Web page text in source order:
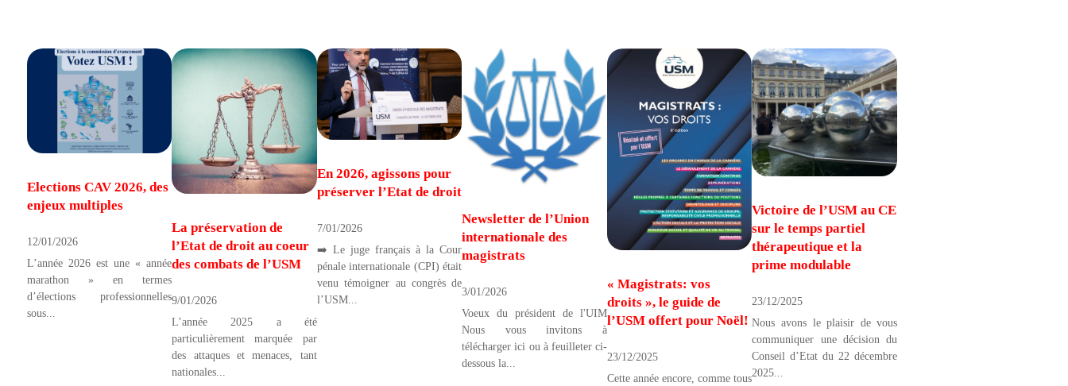
Elections CAV 2026, des
enjeux multiples
12/01/2026
L’année 2026 est une « année
marathon » en termes
d’élections professionnelles
sous...
La préservation de
l’Etat de droit au coeur
des combats de l’USM
9/01/2026
L’année 2025 a été
particulièrement marquée par
des attaques et menaces, tant
nationales...
En 2026, agissons pour
préserver l’Etat de droit
7/01/2026
➡️ Le juge français à la Cour
pénale internationale (CPI) était
venu témoigner au congrès de
l’USM...
Newsletter de l’Union
internationale des
magistrats
3/01/2026
Voeux du président de l'UIM
Nous vous invitons à
télécharger ici ou à feuilleter ci-
dessous la...
« Magistrats: vos
droits », le guide de
l’USM offert pour Noël!
23/12/2025
Cette année encore, comme tous
Victoire de l’USM au CE
sur le temps partiel
thérapeutique et la
prime modulable
23/12/2025
Nous avons le plaisir de vous
communiquer une décision du
Conseil d’Etat du 22 décembre
2025...